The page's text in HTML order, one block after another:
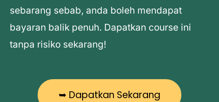
sebarang sebab, anda boleh mendapat
bayaran balik penuh. Dapatkan course ini
tanpa risiko sekarang!
➥ Dapatkan Sekarang